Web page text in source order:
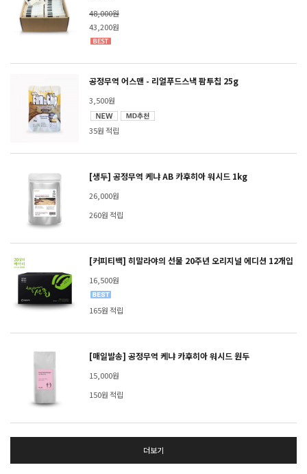
48,000원
43,200원
공정무역 어스맨 - 리얼푸드스낵 팜투칩 25g
3,500원
35원 적립
[생두] 공정무역 케냐 AB 카후히아 워시드 1kg
26,000원
260원 적립
[커피티백] 히말라야의 선물 20주년 오리지널 에디션 12개입
16,500원
165원 적립
[매일발송] 공정무역 케냐 카후히아 워시드 원두
15,000원
150원 적립
더보기